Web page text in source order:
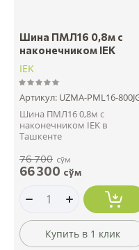
Шина ПМЛ16 0,8м с
наконечником IEK
IEK
Артикул: UZMA-PML16-
Шина ПМЛ16 0,8м с
наконечником IEK в
Ташкенте
76 700 сўм
66 300 сўм
Купить в 1 клик